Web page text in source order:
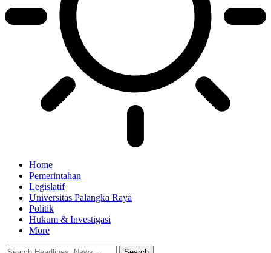
Home
Pemerintahan
Legislatif
Universitas Palangka Raya
Politik
Hukum & Investigasi
More